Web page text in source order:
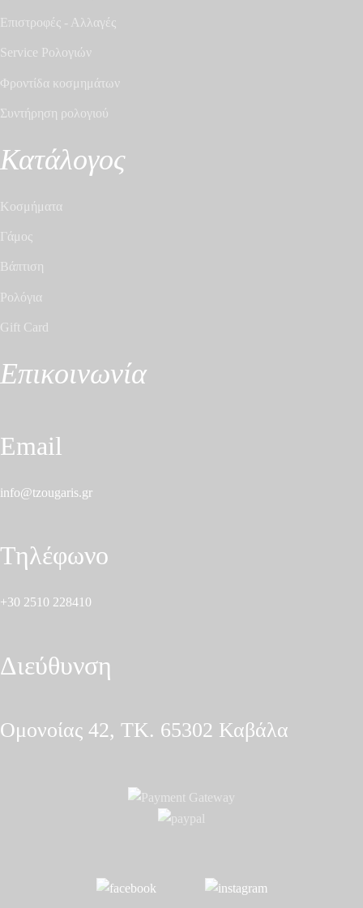
Επιστροφές - Αλλαγές
Service Ρολογιών
Φροντίδα κοσμημάτων
Συντήρηση ρολογιού
Κατάλογος
Κοσμήματα
Γάμος
Βάπτιση
Ρολόγια
Gift Card
Επικοινωνία
Email
info@tzougaris.gr
Τηλέφωνο
+30 2510 228410
Διεύθυνση
Ομονοίας 42, ΤΚ. 65302 Καβάλα